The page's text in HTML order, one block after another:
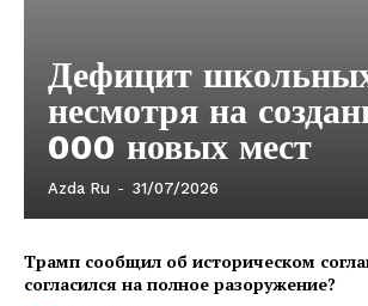
Дефицит
несмотря на
000 новых мест
Azda Ru - 31/07/2026
Трамп сообщил об историческом
согласился на полное разоружение?